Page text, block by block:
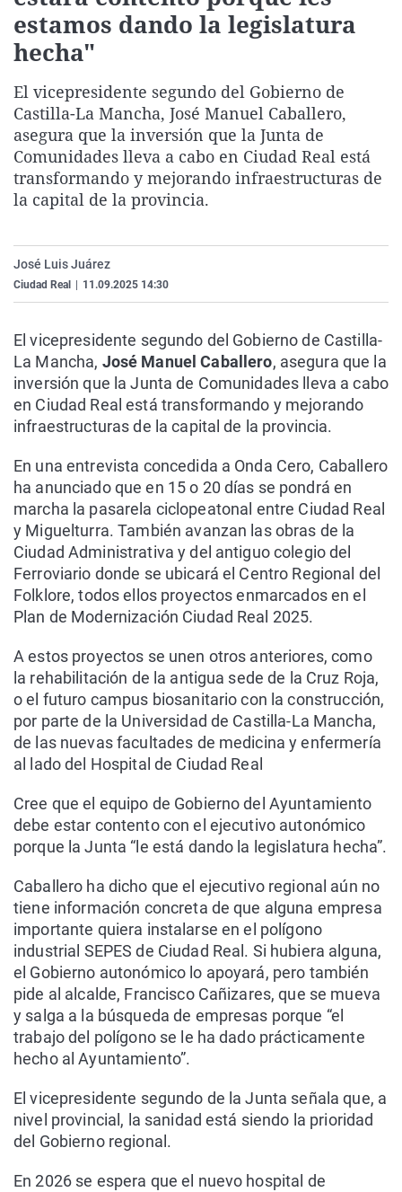
La rosa de los vientos
Caso
Operación Viuda
Extremadura
Navarra
País Vasco
Virales
estamos dando la legislatura
hecha"
El vicepresidente segundo del Gobierno de
Castilla-La Mancha, José Manuel Caballero,
asegura que la inversión que la Junta de
Comunidades lleva a cabo en Ciudad Real está
transformando y mejorando infraestructuras de
la capital de la provincia.
José Luis Juárez
Ciudad Real 11.09.2025 14:30
El vicepresidente segundo del Gobierno de Castilla-
La Mancha, José Manuel Caballero, asegura que la
inversión que la Junta de Comunidades lleva a cabo
en Ciudad Real está transformando y mejorando
infraestructuras de la capital de la provincia.
En una entrevista concedida a Onda Cero, Caballero
ha anunciado que en 15 o 20 días se pondrá en
marcha la pasarela ciclopeatonal entre Ciudad Real
y Miguelturra. También avanzan las obras de la
Ciudad Administrativa y del antiguo colegio del
Ferroviario donde se ubicará el Centro Regional del
Folklore, todos ellos proyectos enmarcados en el
Plan de Modernización Ciudad Real 2025.
A estos proyectos se unen otros anteriores, como
la rehabilitación de la antigua sede de la Cruz Roja,
o el futuro campus biosanitario con la construcción,
por parte de la Universidad de Castilla-La Mancha,
de las nuevas facultades de medicina y enfermería
al lado del Hospital de Ciudad Real
Cree que el equipo de Gobierno del Ayuntamiento
debe estar contento con el ejecutivo autonómico
porque la Junta “le está dando la legislatura hecha”.
Caballero ha dicho que el ejecutivo regional aún no
tiene información concreta de que alguna empresa
importante quiera instalarse en el polígono
industrial SEPES de Ciudad Real. Si hubiera alguna,
el Gobierno autonómico lo apoyará, pero también
pide al alcalde, Francisco Cañizares, que se mueva
y salga a la búsqueda de empresas porque “el
trabajo del polígono se le ha dado prácticamente
hecho al Ayuntamiento”.
El vicepresidente segundo de la Junta señala que, a
nivel provincial, la sanidad está siendo la prioridad
del Gobierno regional.
En 2026 se espera que el nuevo hospital de